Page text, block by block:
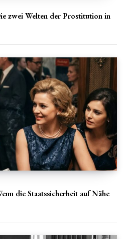
zwei Welten der Prostitution in
die Staatssicherheit auf Nähe